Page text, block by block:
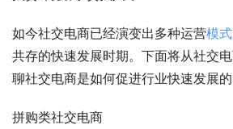
如今社交电商已经演变出多种运营模式
共存的快速发展时期。下面将从社交
聊社交电商是如何促进行业快速发展的
拼购类社交电商